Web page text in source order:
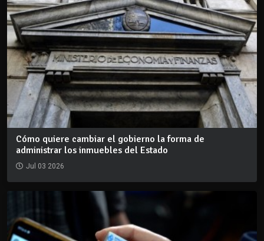
Cómo quiere cambiar el gobierno la forma de
administrar los inmuebles del Estado
Jul 03 2026